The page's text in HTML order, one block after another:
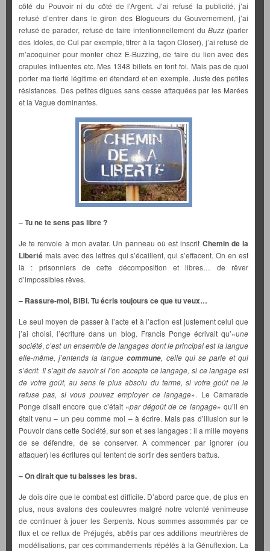
côté du Pouvoir ni du côté de l’Argent. J’ai refusé la publicité, j’ai
refusé d’entrer dans le giron des Blogueurs du Gouvernement, j’ai
refusé de parader, refusé de faire intentionnellement du Buzz(parler
des Idoles, de Cul par exemple, titrer à la façon Closer), j’ai refusé de
m’acoquiner pour monter chez E-Buzzing, de faire du lien avec des
crapules influentes etc. Mes 1348 billets en font foi. Mais pas de quoi
porter ma fierté légitime en étendard et en exemple. Juste des petites
résistances. Des petites digues sans cesse attaquées par les Marées
et la Vague dominantes.
– Tu ne te sens pas libre ?
Je te renvoie à mon avatar. Un panneau où est inscrit Chemin de la
Liberté mais avec des lettres qui s’écaillent, qui s’effacent. On en est
là : prisonniers de cette décomposition et libres… de rêver
d’impossibles rêves.
– Rassure-moi, BiBi. Tu écris toujours ce que tu veux…
Le seul moyen de passer à l’acte et à l’action est justement celui que
j’ai choisi, l’écriture dans un blog. Francis Ponge écrivait qu’«une
société, c’est un ensemble de langages dont le principal est la langue
elle-même, j’entends la languecommune, celle qui se parle et qui
s’écrit. Il s’agit de savoir si l’on accepte ce langage, si ce langage est
de votre goût, au sens le plus absolu du terme, si votre goût ne le
refuse pas, si vous pouvez employer ce langage». Le Camarade
Ponge disait encore que c’était «par dégoût de ce langage» qu’il en
était venu – un peu comme moi – à écrire. Mais pas d’illusion sur le
Pouvoir dans cette Société, sur son et ses langages : il a mille moyens
de se défendre, de se conserver. A commencer par ignorer (ou
attaquer) les écritures qui tentent de sortir des sentiers battus.
– On dirait que tu baisses les bras.
Je dois dire que le combat est difficile. D’abord parce que, de plus en
plus, nous avalons des couleuvres malgré notre volonté venimeuse
de continuer à jouer les Serpents. Nous sommes assommés par ce
flux et ce reflux de Préjugés, abêtis par ces additions meurtrières de
modélisations, par ces commandements répétés à la Génuflexion. La